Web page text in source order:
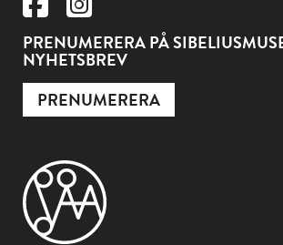
PRENUMERERA PÅ
NYHETSBREV
PRENUMERERA